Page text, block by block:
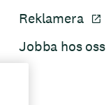
Reklamera
Jobba hos oss